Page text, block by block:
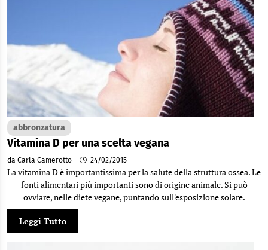
abbronzatura
Vitamina D per una scelta vegana
da Carla Camerotto 24/02/2015
La vitamina D è importantissima per la salute della struttura ossea. Le
fonti alimentari più importanti sono di origine animale. Si può
ovviare, nelle diete vegane, puntando sull'esposizione solare.
Leggi Tutto